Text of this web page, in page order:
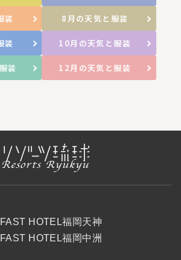
装 8月の天気と服装
装 10月の天気と服装
装 12月の天気と服装
HOTEL福岡天神
HOTEL福岡中洲